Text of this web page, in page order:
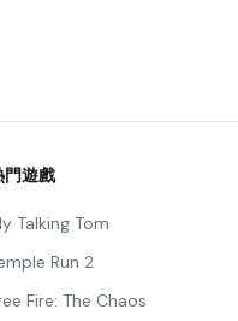
門遊戲
Talking Tom
Run 2
Fire: The Chaos